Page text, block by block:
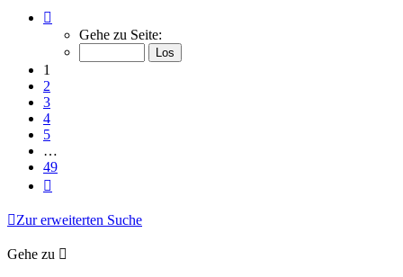
von
Gehe zu Seite:
1
2
3
4
5
…
49
Zur erweiterten Suche
Gehe zu